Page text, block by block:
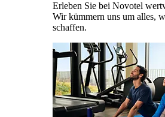
Erleben Sie bei Novotel
Wir kümmern uns um alles,
schaffen.